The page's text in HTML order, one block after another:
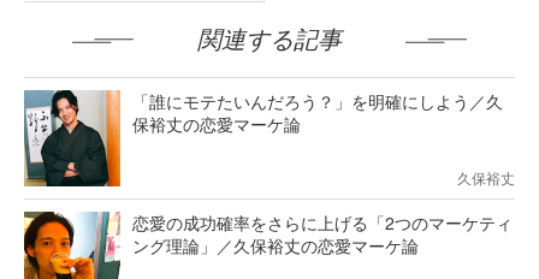
関連する記事
「誰にモテたいんだろう？」を明確にしよう／久
保裕丈の恋愛マーケ論
久保裕丈
恋愛の成功確率をさらに上げる「2つのマーケティ
ング理論」／久保裕丈の恋愛マーケ論